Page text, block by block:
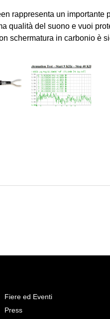
rappresenta un importante
qualità del suono e vuoi
schermatura in carbonio è
Fiere ed Eventi
Press